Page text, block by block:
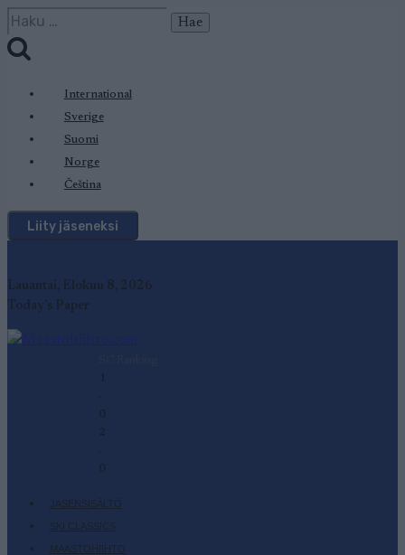
Siirry
sisältöön
Haku:
International
Sverige
Suomi
Norge
Čeština
Liity jäseneksi
Lauantai, Elokuu 8, 2026
Today's Paper
1
-
0
2
-
0
JÄSENSISÄLTÖ
SKI CLASSICS
MAASTOHIIHTO